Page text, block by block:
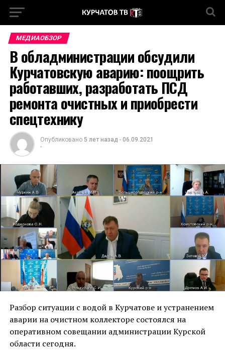
МЕДИАОБЗОР
В обладминистрации обсудили
Курчатовскую аварию: поощрить
работавших, разработать ПСД
ремонта очистных и приобрести
спецтехнику
Опубликовано 5 лет назад - 06.09.2021
-
Разбор ситуации с водой в Курчатове и устранением
аварии на очистном коллекторе состоялся на
оперативном совещании администрации Курской
области сегодня.